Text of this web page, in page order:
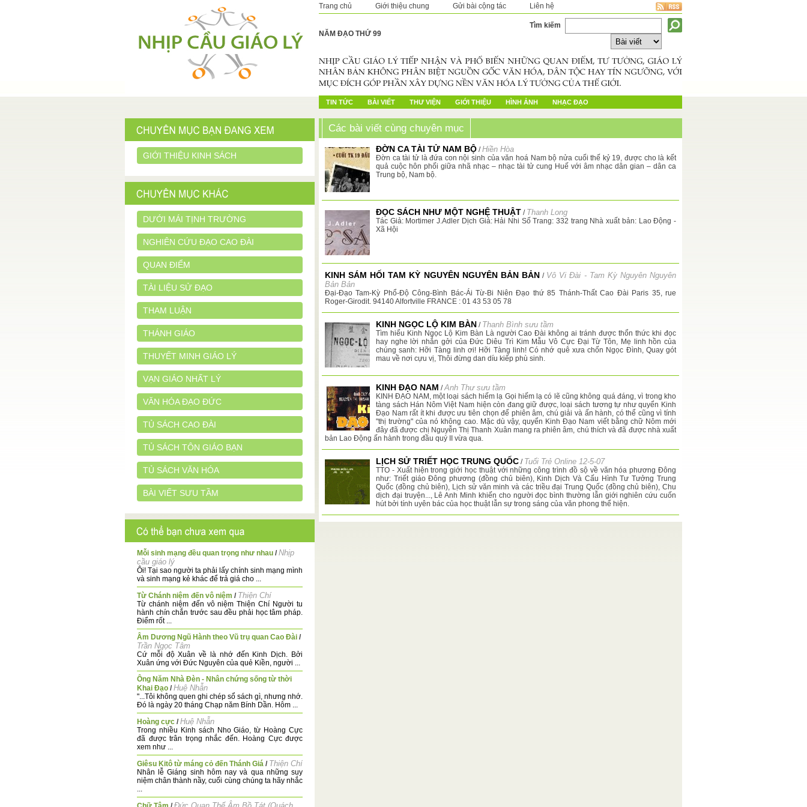
Trang chủ Giới thiệu chung Gửi bài cộng tác Liên hệ
NĂM ĐẠO THỨ 99
Tìm kiếm
TIN TỨC BÀI VIẾT THƯ VIỆN GIỚI THIỆU HÌNH ẢNH NHẠC ĐẠO
GIỚI THIỆU KINH SÁCH
DƯỚI MÁI TỊNH TRƯỜNG
NGHIÊN CỨU ĐẠO CAO ĐÀI
QUAN ĐIỂM
TÀI LIỆU SỬ ĐẠO
THAM LUẬN
THÁNH GIÁO
THUYẾT MINH GIÁO LÝ
VẠN GIÁO NHẤT LÝ
VĂN HÓA ĐẠO ĐỨC
TỦ SÁCH CAO ĐÀI
TỦ SÁCH TÔN GIÁO BẠN
TỦ SÁCH VĂN HÓA
BÀI VIẾT SƯU TẦM
Mỗi sinh mạng đều quan trọng như nhau /Nhịp
cầu giáo lý
Ôi! Tại sao người ta phải lấy chính sinh mạng mình
và sinh mạng kẻ khác để trả giá cho ...
Từ Chánh niệm đến vô niệm / Thiện Chí
Từ chánh niệm đến vô niệm Thiện Chí Người tu
hành chín chắn trước sau đều phải học tâm pháp.
Điểm rốt ...
Âm Dương Ngũ Hành theo Vũ trụ quan Cao Đài /
Trần Ngọc Tâm
Cứ mỗi độ Xuân về là nhớ đến Kinh Dịch. Bởi
Xuân ứng với Đức Nguyên của quẻ Kiền, người ...
Ông Năm Nhà Đèn - Nhân chứng sống từ thời
Khai Đạo /Huệ Nhẫn
"...Tôi không quen ghi chép sổ sách gì, nhưng nhớ.
Đó là ngày 20 tháng Chạp năm Bính Dần. Hôm ...
Hoàng cực /Huệ Nhẫn
Trong nhiều Kinh sách Nho Giáo, từ Hoàng Cực
đã được trân trọng nhắc đến. Hoàng Cực được
xem như ...
Giêsu Kitô từ máng cỏ đến Thánh Giá / Thiện Chí
Nhân lễ Giáng sinh hôm nay và qua những suy
niệm chân thành nầy, cuối cùng chúng ta hãy nhắc
...
Các bài viết cùng chuyên mục
ĐỜN CA TÀI TỬ NAM BỘ /Hiền Hòa
Đờn ca tài tử là đứa con nội sinh của văn hoá Nam bộ nửa cuối thế kỷ 19, được cho là kết
quả cuộc hôn phối giữa nhã nhạc – nhạc tài tử cung Huế với âm nhạc dân gian – dân ca
Trung bộ, Nam bộ.
ĐỌC SÁCH NHƯ MỘT NGHỆ THUẬT / Thanh Long
Tác Giả: Mortimer J.Adler Dịch Giả: Hải Nhi Số Trang: 332 trang Nhà xuất bản: Lao Động -
Xã Hội
KINH SÁM HỐI TAM KỲ NGUYÊN NGUYÊN BẢN BẢN / Vô Vi Đài - Tam Kỳ Nguyên Nguyên
Bản Bản
Đại-Đạo Tam-Kỳ Phổ-Độ Công-Bình Bác-Ái Từ-Bi Niên Đạo thứ 85 Thánh-Thất Cao Đài Paris 35, rue
Roger-Girodit. 94140 Alfortville FRANCE : 01 43 53 05 78
KINH NGỌC LỘ KIM BÀN / Thanh Bình sưu tầm
Tìm hiểu Kinh Ngọc Lộ Kim Bàn Là người Cao Đài không ai tránh được thổn thức khi đọc
hay nghe lời nhắn gởi của Đức Diêu Trì Kim Mẫu Vô Cực Đại Từ Tôn, Mẹ linh hồn của
chúng sanh: Hỡi Tàng linh ơi! Hỡi Tàng linh! Có nhớ quê xưa chốn Ngọc Đình, Quay gót
mau về nơi cựu vị, Thôi đừng dan díu kiếp phù sinh.
KINH ĐẠO NAM /Anh Thư sưu tầm
KINH ĐẠO NAM, một loại sách hiếm lạ Gọi hiếm lạ có lẽ cũng không quá đáng, vì trong kho
tàng sách Hán Nôm Việt Nam hiện còn đang giữ được, loại sách tương tự như quyển Kinh
Đạo Nam rất ít khi được ưu tiên chọn để phiên âm, chú giải và ấn hành, có thể cũng vì tính
"thị trường" của nó không cao. Mặc dù vậy, quyển Kinh Đạo Nam viết bằng chữ Nôm mới
đây đã được chị Nguyễn Thị Thanh Xuân mang ra phiên âm, chú thích và đã được nhà xuất
bản Lao Động ấn hành trong đầu quý II vừa qua.
LỊCH SỬ TRIẾT HỌC TRUNG QUỐC / Tuổi Trẻ Online 12-5-07
TTO - Xuất hiện trong giới học thuật với những công trình đồ sộ về văn hóa phương Đông
như: Triết giáo Đông phương (đồng chủ biên), Kinh Dịch Và Cấu Hình Tư Tưởng Trung
Quốc (đồng chủ biên), Lịch sử văn minh và các triều đại Trung Quốc (đồng chủ biên), Chu
dịch đại truyện..., Lê Anh Minh khiến cho người đọc bình thường lẫn giới nghiên cứu cuốn
hút bởi tính uyên bác của học thuật lẫn sự trong sáng của văn phong thể hiện.